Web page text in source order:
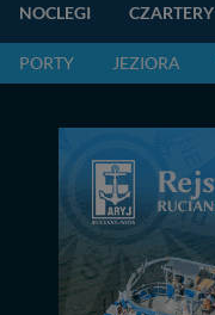
NOCLEGI CZARTERY
PORTY JEZIORA